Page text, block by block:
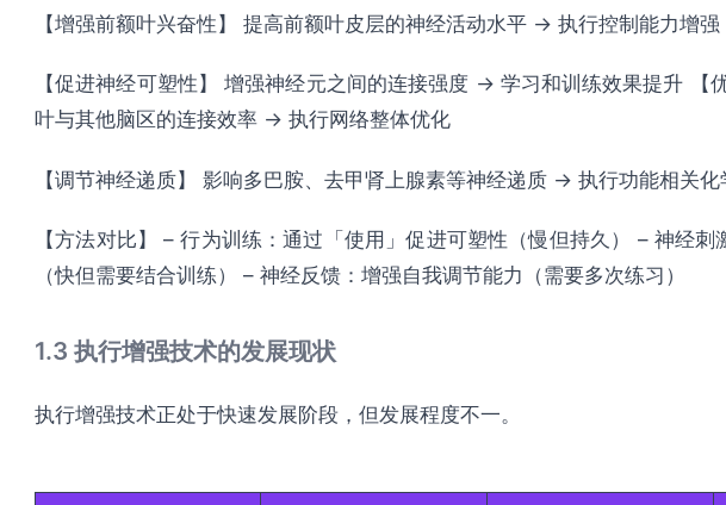
【增强前额叶兴奋性】 提高前额叶皮层的神经活动水平 → 执行控制能力增强
【促进神经可塑性】 增强神经元之间的连接强度 → 学习和训练效果提升 【
叶与其他脑区的连接效率 → 执行网络整体优化
【调节神经递质】 影响多巴胺、去甲肾上腺素等神经递质 → 执行功能相关
【方法对比】 – 行为训练：通过「使用」促进可塑性（慢但持久） – 神经
（快但需要结合训练） – 神经反馈：增强自我调节能力（需要多次练习）
1.3 执行增强技术的发展现状
执行增强技术正处于快速发展阶段，但发展程度不一。